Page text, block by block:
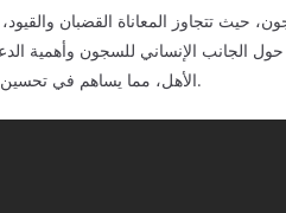
حيث تتجاوز المعاناة القضبان
الجانب الإنساني للسجون وأهمية
الأهل، مما يساهم في تحسين ظروفهم النفسية وتخفيف معاناتهم.